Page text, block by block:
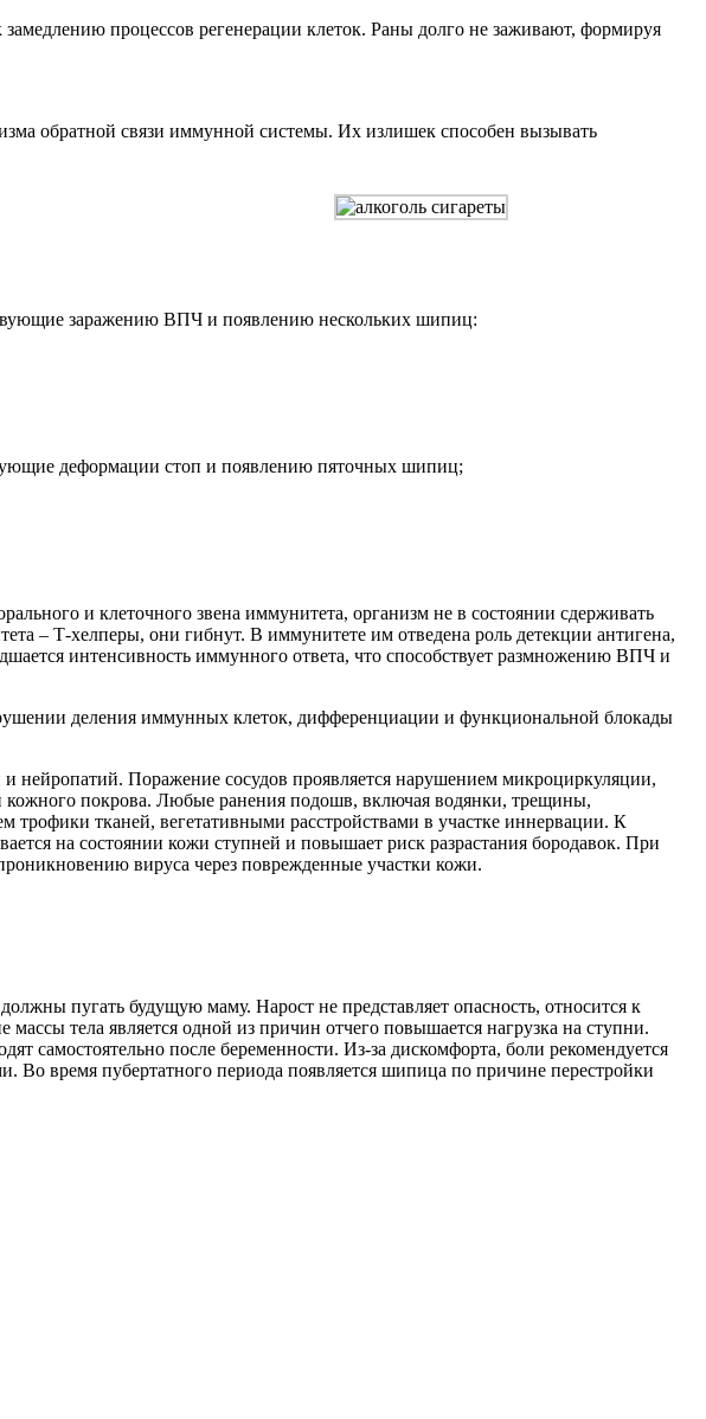
процессов регенерации клеток. Раны долго не заживают, формируя
обратной связи иммунной системы. Их излишек способен вызывать
заражению ВПЧ и появлению нескольких шипиц:
деформации стоп и появлению пяточных шипиц;
и клеточного звена иммунитета, организм не в состоянии сдерживать
– Т-хелперы, они гибнут. В иммунитете им отведена роль детекции антигена,
интенсивность иммунного ответа, что способствует размножению ВПЧ и
деления иммунных клеток, дифференциации и функциональной блокады
нейропатий. Поражение сосудов проявляется нарушением микроциркуляции,
кожного покрова. Любые ранения подошв, включая водянки, трещины,
тканей, вегетативными расстройствами в участке иннервации. К
на состоянии кожи ступней и повышает риск разрастания бородавок. При
вируса через поврежденные участки кожи.
пугать будущую маму. Нарост не представляет опасность, относится к
тела является одной из причин отчего повышается нагрузка на ступни.
самостоятельно после беременности. Из-за дискомфорта, боли рекомендуется
Во время пубертатного периода появляется шипица по причине перестройки